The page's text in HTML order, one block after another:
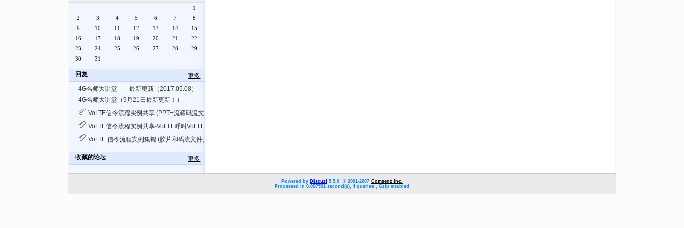
1
2
3 4 5 6 7
8
9
10 11 12 13 14
15
16
17 18 19 20 21
22
23
24 25 26 27 28
29
30
31
回复
更多
4G名师大讲堂——最新更新（2017.05.08）
4G名师大讲堂（9月21日最新更新！）
VoLTE信令流程实例共享 (PPT+流鲨码流文件)
VoLTE信令流程实例共享-VoLTE呼叫VoLTE(流鲨码流文件)
VoLTE 信令流程实例集锦 (胶片和码流文件共享，以及VOLTE自学神器：流鲨)
收藏的论坛 更多
Powered by Discuz! 5.5.0 © 2001-2007 Comsenz Inc.
Processed in 0.087591 second(s), 4 queries , Gzip enabled